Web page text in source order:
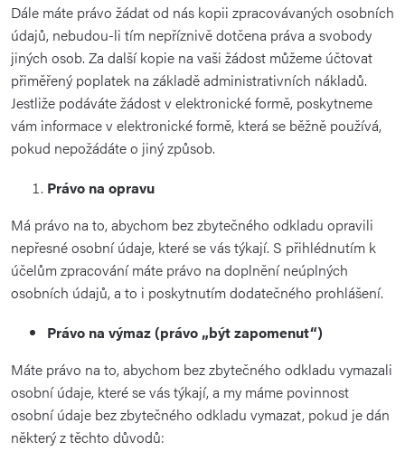
Dále máte právo žádat od nás kopii zpracovávaných osobních
údajů, nebudou-li tím nepříznivě dotčena práva a svobody
jiných osob. Za další kopie na vaši žádost můžeme účtovat
přiměřený poplatek na základě administrativních nákladů.
Jestliže podáváte žádost v elektronické formě, poskytneme
vám informace v elektronické formě, která se běžně používá,
pokud nepožádáte o jiný způsob.
Právo na opravu
Má právo na to, abychom bez zbytečného odkladu opravili
nepřesné osobní údaje, které se vás týkají. S přihlédnutím k
účelům zpracování máte právo na doplnění neúplných
osobních údajů, a to i poskytnutím dodatečného prohlášení.
Právo na výmaz (právo „být zapomenut“)
Máte právo na to, abychom bez zbytečného odkladu vymazali
osobní údaje, které se vás týkají, a my máme povinnost
osobní údaje bez zbytečného odkladu vymazat, pokud je dán
některý z těchto důvodů: